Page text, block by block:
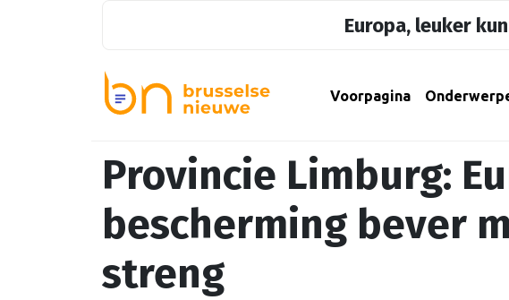
Europa, leuker
Voorpagina
Provincie Limburg:
bescherming bever
streng